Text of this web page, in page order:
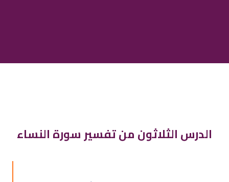
الدرس الثلاثون من تفسير سورة النساء